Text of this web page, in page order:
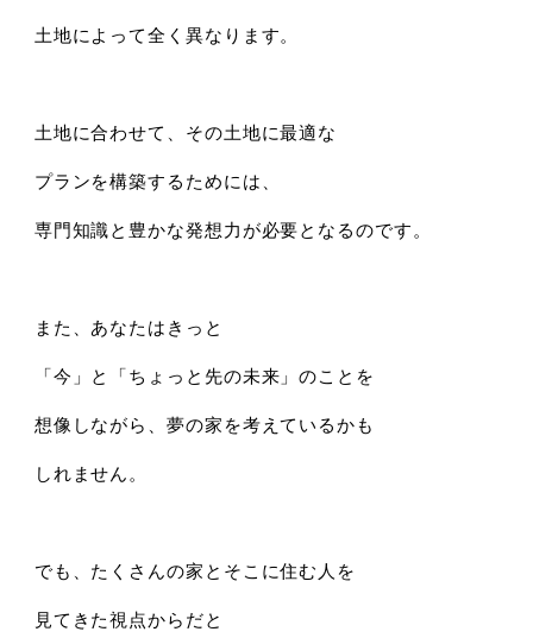
土地によって全く異なります。
土地に合わせて、その土地に最適な
プランを構築するためには、
専門知識と豊かな発想力が必要となるのです。
また、あなたはきっと
「今」と「ちょっと先の未来」のことを
想像しながら、夢の家を考えているかも
しれません。
でも、たくさんの家とそこに住む人を
見てきた視点からだと